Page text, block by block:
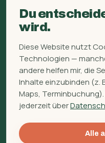
FAQ
Ratgeber
Kontakt
WhatsApp
Signal
Termin buchen
Du
wird.
Diese Website nutzt
Technologien —
andere helfen mir, die
Inhalte einzubinden (z.
Maps,
jederzeit über
Alle